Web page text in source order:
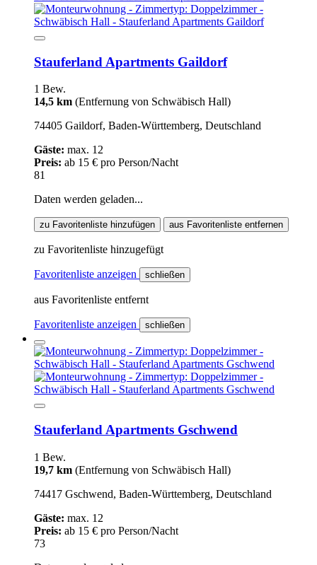
Stauferland Apartments Gaildorf
1 Bew.
14,5 km (Entfernung von Schwäbisch Hall)
74405 Gaildorf, Baden-Württemberg, Deutschland
Gäste: max. 12
Preis: ab 15 € pro Person/Nacht
81
Daten werden geladen...
zu Favoritenliste hinzufügen aus Favoritenliste entfernen
zu Favoritenliste hinzugefügt
Favoritenliste anzeigen schließen
aus Favoritenliste entfernt
Favoritenliste anzeigen schließen
Stauferland Apartments Gschwend
1 Bew.
19,7 km (Entfernung von Schwäbisch Hall)
74417 Gschwend, Baden-Württemberg, Deutschland
Gäste: max. 12
Preis: ab 15 € pro Person/Nacht
73